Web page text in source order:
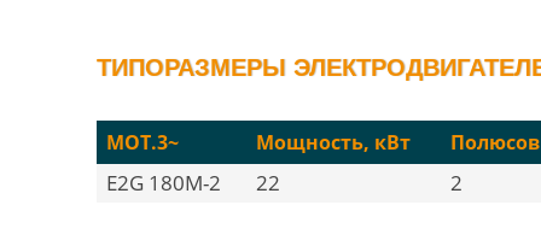
ТИПОРАЗМЕРЫ
MOT.3~ Мощность, кВт Полюсов
E2G 180M-2 22 2